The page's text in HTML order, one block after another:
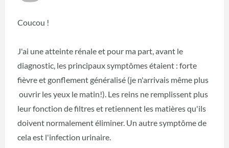
Coucou !
J'ai une atteinte rénale et pour ma part, avant le
diagnostic, les principaux symptômes étaient : forte
fièvre et gonflement généralisé (je n'arrivais même plus
ouvrir les yeux le matin!). Les reins ne remplissent plus
leur fonction de filtres et retiennent les matières qu'ils
doivent normalement éliminer. Un autre symptôme de
cela est l'infection urinaire.